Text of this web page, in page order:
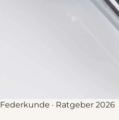
Federkunde · Ratgeber 2026